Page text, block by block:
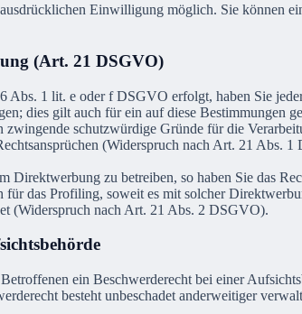
Einwilligung möglich. Sie können
(Art. 21 DSGVO)
1 lit. e oder f DSGVO erfolgt, haben Sie
dies gilt auch für ein auf diese
schutzwürdige Gründe für die
(Widerspruch nach Art. 21 Abs. 1
Direktwerbung zu betreiben, so haben Sie das
das Profiling, soweit es mit solcher
(Widerspruch nach Art. 21 Abs. 2 DSGVO).
ein Beschwerderecht bei einer
besteht unbeschadet anderweitiger